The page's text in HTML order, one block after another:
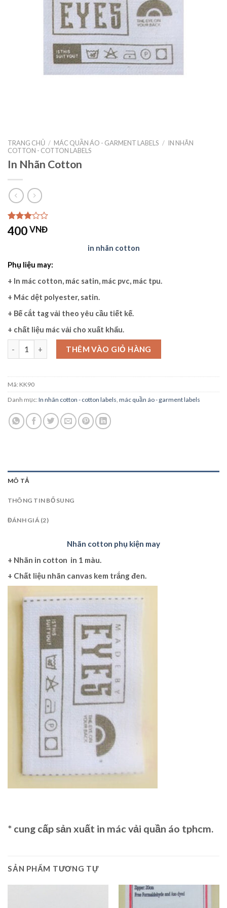
TRANG CHỦ / MÁC QUẦN ÁO - GARMENT LABELS / IN NHÃN
COTTON - COTTON LABELS
In Nhãn Cotton
3.00
trên 5
2
giá
400VNĐ
in nhãn cotton
Phụ liệu may:
+ In mác cotton, mác satin, mác pvc, mác tpu.
+ Mác dệt polyester, satin.
+ Bế cắt tag vải theo yêu cầu tiết kế.
+ chất liệu mác vải cho xuất khẩu.
In Nhãn Cotton số lượng
THÊM VÀO GIỎ HÀNG
Mã: KK90
Danh mục:In nhãn cotton - cotton labels, mác quần áo - garment labels
MÔ TẢ
THÔNG TIN BỔ SUNG
ĐÁNH GIÁ (2)
Nhãn cotton phụ kiện may
+ Nhãn in cotton in 1 màu.
+ Chất liệu nhãn canvas kem trắng đen.
* cung cấp sản xuất in mác vải quần áo tphcm.
SẢN PHẨM TƯƠNG TỰ